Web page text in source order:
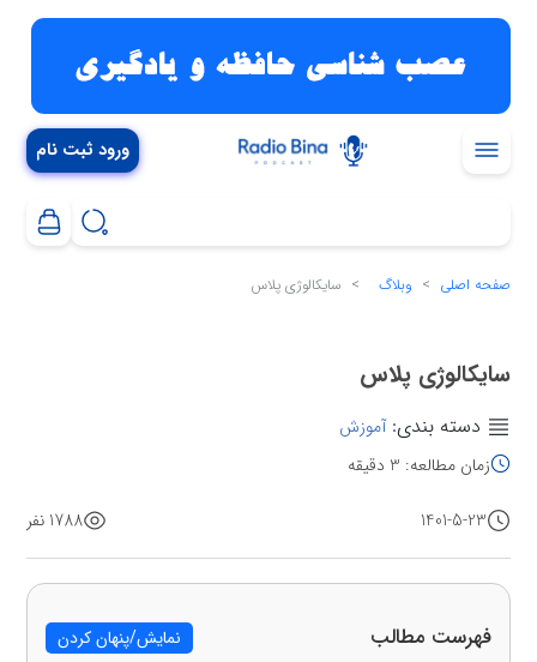
ورود ثبت نام
صفحه اصلی وبلاگ سایکالوژی پلاس
سایکالوژی پلاس
1401-5-23 1788 نفر
زمان مطالعه: 3 دقیقه
دسته بندی:آموزش
فهرست مطالب نمایش/پنهان کردن